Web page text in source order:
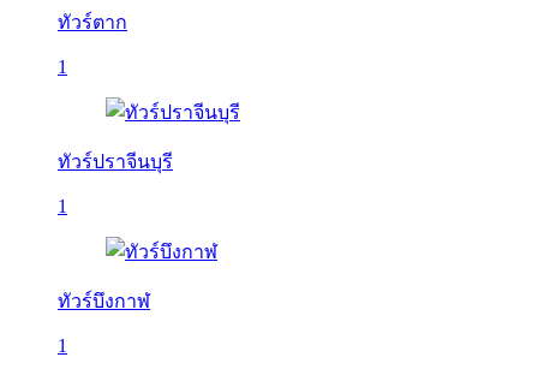
ทัวร์ตาก
1
ทัวร์ปราจีนบุรี
1
ทัวร์บึงกาฬ
1